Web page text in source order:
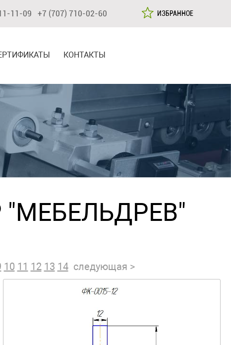
11-09 +7 (707) 710-02-60 ИЗБРАННОЕ
КОНТАКТЫ
"МЕБЕЛЬДРЕВ"
10 11 12 13 14 следующая >